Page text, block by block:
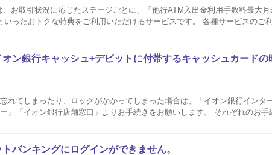
、お取引状況に応じたステージごとに、「他行ATM入出金利用手数料最大
いったおトクな特典をご利用いただけるサービスです。 各種サービスのご
ン銀行キャッシュ+デビットに付帯するキャッシュカードの
れてしまったり、ロックがかかってしまった場合は、「イオン銀行インタ
」「イオン銀行店舗窓口」よりお手続きをお願いします。 それぞれのお手
バンキングにログインができません。